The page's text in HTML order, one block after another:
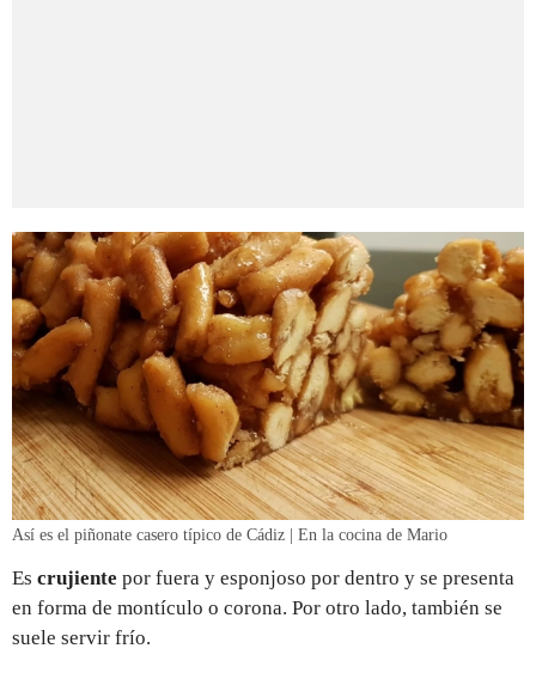
Así es el piñonate casero típico de Cádiz | En la cocina de Mario
Es crujiente por fuera y esponjoso por dentro y se presenta
en forma de montículo o corona. Por otro lado, también se
suele servir frío.